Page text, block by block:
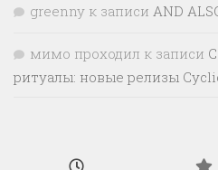
greenny к записи AND
мимо проходил к записи
ритуалы: новые релизы